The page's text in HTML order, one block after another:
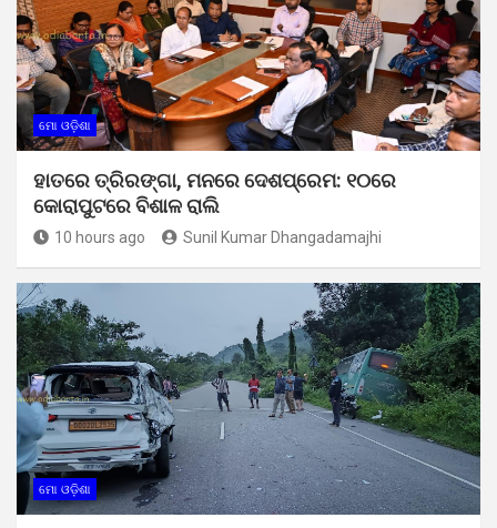
ମୋ ଓଡ଼ିଶା
ହାତରେ ତ୍ରିରଙ୍ଗା, ମନରେ ଦେଶପ୍ରେମ: ୧୦ରେ
କୋରାପୁଟରେ ବିଶାଳ ରାଲି
10 hours ago Sunil Kumar Dhangadamajhi
ମୋ ଓଡ଼ିଶା